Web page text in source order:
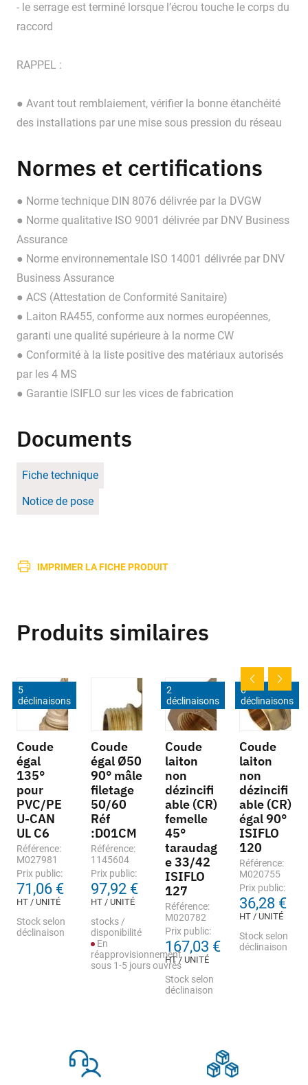
- le serrage est terminé lorsque l’écrou touche le corps du
raccord
RAPPEL :
● Avant tout remblaiement, vérifier la bonne étanchéité
des installations par une mise sous pression du réseau
Normes et certifications
● Norme technique DIN 8076 délivrée par la DVGW
● Norme qualitative ISO 9001 délivrée par DNV Business
Assurance
● Norme environnementale ISO 14001 délivrée par DNV
Business Assurance
● ACS (Attestation de Conformité Sanitaire)
● Laiton RA455, conforme aux normes européennes,
garanti une qualité supérieure à la norme CW
● Conformité à la liste positive des matériaux autorisés
par les 4 MS
● Garantie ISIFLO sur les vices de fabrication
Documents
Fiche technique
Notice de pose
IMPRIMER LA FICHE PRODUIT
Produits similaires
5
déclinaisons
Coude
égal
135°
pour
PVC/PE
U-CAN
UL C6
Référence:
M027981
Prix public:
71,06 €
HT / UNITÉ
Stock selon
déclinaison
Coude
égal Ø50
90° mâle
filetage
50/60
Réf
:D01CM
Référence:
1145604
Prix public:
97,92 €
HT / UNITÉ
stocks /
disponibilité
En
réapprovisionnement
sous 1-5 jours ouvrés
2
déclinaisons
Coude
laiton
non
dézincifi
able (CR)
femelle
45°
taraudag
e 33/42
ISIFLO
127
Référence:
M020782
Prix public:
167,03 €
HT / UNITÉ
Stock selon
déclinaison
6
déclinaisons
Coude
laiton
non
dézincifi
able (CR)
égal 90°
ISIFLO
120
Référence:
M020755
Prix public:
36,28 €
HT / UNITÉ
Stock selon
déclinaison